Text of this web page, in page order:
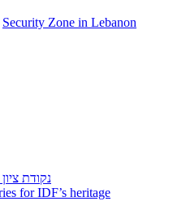
Security Zone in Lebanon
נקודת
for IDF’s heritage